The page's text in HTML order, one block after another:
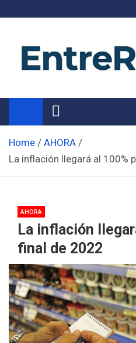
Noticias de
Información de toda la provincia
Home
AHORA
La inflación llegará al 100%
AHORA
La inflación
final de 2022